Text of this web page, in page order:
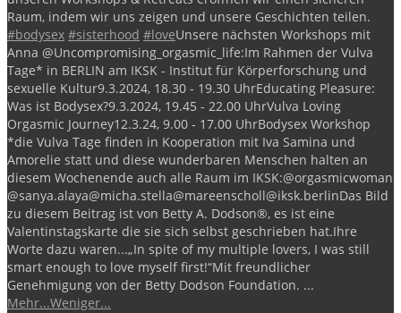
Raum, indem wir uns zeigen und unsere Geschichten teilen.
#bodysex #sisterhood #loveUnsere nächsten Workshops mit
Anna @Uncompromising_orgasmic_life:Im Rahmen der Vulva
Tage* in BERLIN am IKSK - Institut für Körperforschung und
sexuelle Kultur9.3.2024, 18.30 - 19.30 UhrEducating Pleasure:
Was ist Bodysex?9.3.2024, 19.45 - 22.00 UhrVulva Loving
Orgasmic Journey12.3.24, 9.00 - 17.00 UhrBodysex Workshop
*die Vulva Tage finden in Kooperation mit Iva Samina und
Amorelie statt und diese wunderbaren Menschen halten an
diesem Wochenende auch alle Raum im IKSK:@orgasmicwoman
@sanya.alaya@micha.stella@mareenscholl@iksk.berlinDas Bild
zu diesem Beitrag ist von Betty A. Dodson®️, es ist eine
Valentinstagskarte die sie sich selbst geschrieben hat.Ihre
Worte dazu waren...„In spite of my multiple lovers, I was still
smart enough to love myself first!“Mit freundlicher
Genehmigung von der Betty Dodson Foundation. ...
Mehr...Weniger...